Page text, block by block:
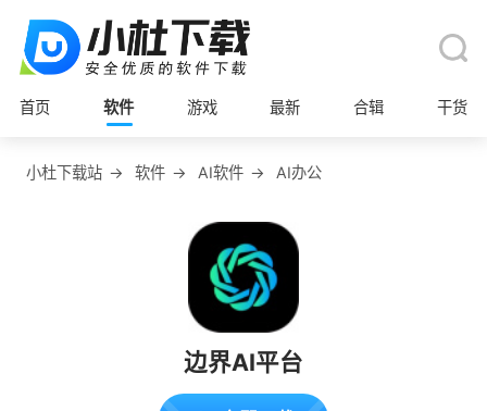
首页 软件 游戏 最新 合辑 干货
小杜下载站 → 软件 → AI软件 → AI办公
边界AI平台